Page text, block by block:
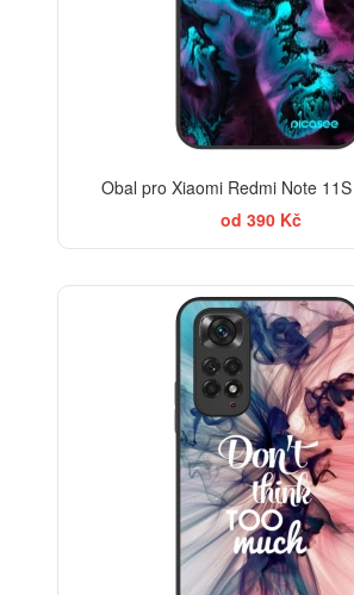
Obal pro Xiaomi Redmi Note
od 390 Kč